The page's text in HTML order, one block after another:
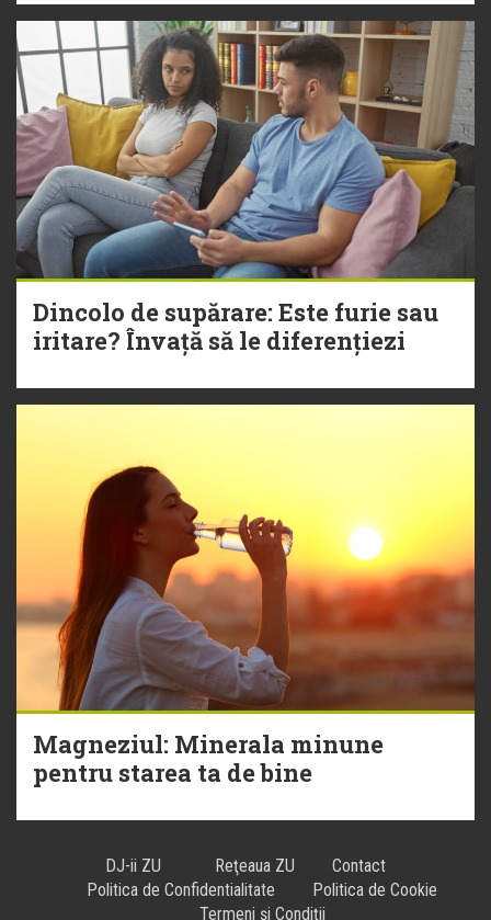
Dincolo de supărare: Este furie sau
iritare? Învață să le diferențiezi
Magneziul: Minerala minune
pentru starea ta de bine
DJ-ii ZU Reţeaua ZU
Contact
Politica de Confidentialitate
Politica de Cookie
Termeni și Condiții